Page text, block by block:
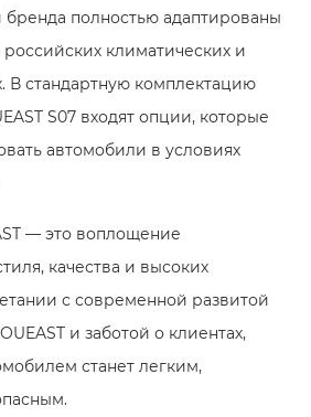
полностью адаптированы
климатических и
В стандартную комплектацию
S07 входят опции, которые
автомобили в условиях
— это воплощение
качества и высоких
с современной развитой
и заботой о клиентах,
станет легким,